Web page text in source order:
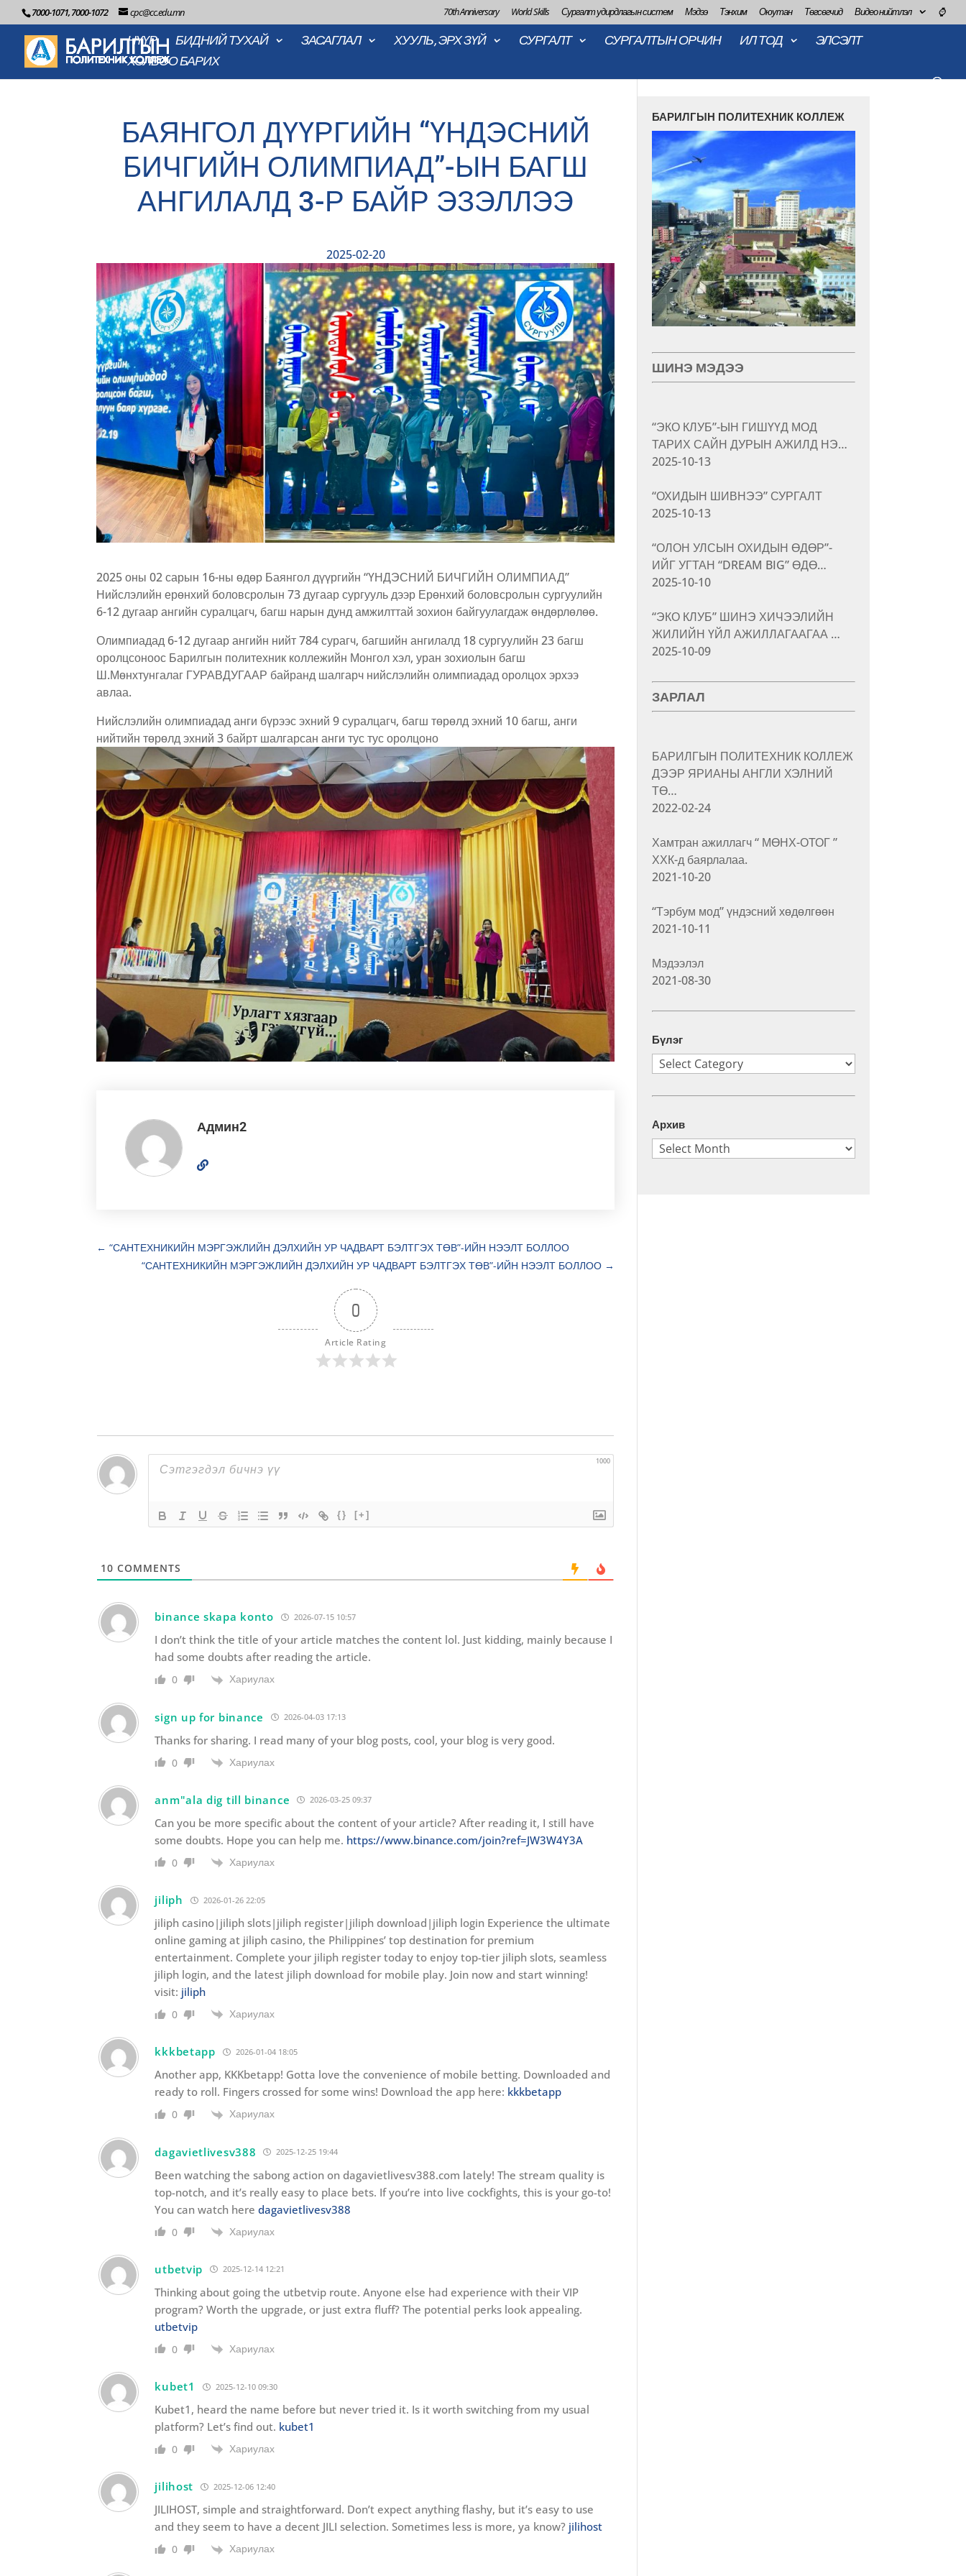
7000-1071, 7000-1072 cpc@cc.edu.mn 70th Anniversary World Skills Сургалт удирдлагын систем Мэдээ Тэнхим Оюутан Төгсөгчид Видео нийтлэл ⌚
НҮҮР БИДНИЙ ТУХАЙ ЗАСАГЛАЛ ХУУЛЬ, ЭРХ ЗҮЙ СУРГАЛТ СУРГАЛТЫН ОРЧИН ИЛ ТОД
ЭЛСЭЛТ
ХОЛБОО БАРИХ
БАЯНГОЛ ДҮҮРГИЙН “ҮНДЭСНИЙ
БИЧГИЙН ОЛИМПИАД”-ЫН БАГШ
АНГИЛАЛД 3-Р БАЙР ЭЗЭЛЛЭЭ
2025-02-20
2025 оны 02 сарын 16-ны өдөр Баянгол дүүргийн “ҮНДЭСНИЙ БИЧГИЙН ОЛИМПИАД”
Нийслэлийн ерөнхий боловсролын 73 дугаар сургууль дээр Ерөнхий боловсролын сургуулийн
6-12 дугаар ангийн суралцагч, багш нарын дунд амжилттай зохион байгуулагдаж өндөрлөлөө.
Олимпиадад 6-12 дугаар ангийн нийт 784 сурагч, багшийн ангилалд 18 сургуулийн 23 багш
оролцсоноос Барилгын политехник коллежийн Монгол хэл, уран зохиолын багш
Ш.Мөнхтунгалаг ГУРАВДУГААР байранд шалгарч нийслэлийн олимпиадад оролцох эрхээ
авлаа.
Нийслэлийн олимпиадад анги бүрээс эхний 9 суралцагч, багш төрөлд эхний 10 багш, анги
нийтийн төрөлд эхний 3 байрт шалгарсан анги тус тус оролцоно
Админ2
← “САНТЕХНИКИЙН МЭРГЭЖЛИЙН ДЭЛХИЙН УР ЧАДВАРТ БЭЛТГЭХ ТӨВ”-ИЙН НЭЭЛТ БОЛЛОО
“САНТЕХНИКИЙН МЭРГЭЖЛИЙН ДЭЛХИЙН УР ЧАДВАРТ БЭЛТГЭХ ТӨВ”-ИЙН НЭЭЛТ БОЛЛОО →
0
Article Rating
1000
{} [+]
10 COMMENTS
binance skapa konto 2026-07-15 10:57
I don’t think the title of your article matches the content lol. Just kidding, mainly because I
had some doubts after reading the article.
0 Хариулах
sign up for binance 2026-04-03 17:13
Thanks for sharing. I read many of your blog posts, cool, your blog is very good.
0 Хариулах
anm"ala dig till binance 2026-03-25 09:37
Can you be more specific about the content of your article? After reading it, I still have
some doubts. Hope you can help me. https://www.binance.com/join?ref=JW3W4Y3A
0 Хариулах
jiliph 2026-01-26 22:05
jiliph casino|jiliph slots|jiliph register|jiliph download|jiliph login Experience the ultimate
online gaming at jiliph casino, the Philippines’ top destination for premium
entertainment. Complete your jiliph register today to enjoy top-tier jiliph slots, seamless
jiliph login, and the latest jiliph download for mobile play. Join now and start winning!
visit: jiliph
0 Хариулах
kkkbetapp 2026-01-04 18:05
Another app, KKKbetapp! Gotta love the convenience of mobile betting. Downloaded and
ready to roll. Fingers crossed for some wins! Download the app here: kkkbetapp
0 Хариулах
dagavietlivesv388 2025-12-25 19:44
Been watching the sabong action on dagavietlivesv388.com lately! The stream quality is
top-notch, and it’s really easy to place bets. If you’re into live cockfights, this is your go-to!
You can watch heredagavietlivesv388
0 Хариулах
utbetvip 2025-12-14 12:21
Thinking about going the utbetvip route. Anyone else had experience with their VIP
program? Worth the upgrade, or just extra fluff? The potential perks look appealing.
utbetvip
0 Хариулах
kubet1 2025-12-10 09:30
Kubet1, heard the name before but never tried it. Is it worth switching from my usual
platform? Let’s find out. kubet1
0 Хариулах
jilihost 2025-12-06 12:40
JILIHOST, simple and straightforward. Don’t expect anything flashy, but it’s easy to use
and they seem to have a decent JILI selection. Sometimes less is more, ya know? jilihost
0 Хариулах
БАРИЛГЫН ПОЛИТЕХНИК КОЛЛЕЖ
ШИНЭ МЭДЭЭ
“ЭКО КЛУБ”-ЫН ГИШҮҮД МОД
ТАРИХ САЙН ДУРЫН АЖИЛД НЭ…
2025-10-13
“ОХИДЫН ШИВНЭЭ” СУРГАЛТ
2025-10-13
“ОЛОН УЛСЫН ОХИДЫН ӨДӨР”-
ИЙГ УГТАН “DREAM BIG” ӨДӨ…
2025-10-10
“ЭКО КЛУБ” ШИНЭ ХИЧЭЭЛИЙН
ЖИЛИЙН ҮЙЛ АЖИЛЛАГААГАА …
2025-10-09
ЗАРЛАЛ
БАРИЛГЫН ПОЛИТЕХНИК КОЛЛЕЖ
ДЭЭР ЯРИАНЫ АНГЛИ ХЭЛНИЙ
ТӨ…
2022-02-24
Хамтран ажиллагч “ МӨНХ-ОТОГ ”
ХХК-д баярлалаа.
2021-10-20
“Тэрбум мод” үндэсний хөдөлгөөн
2021-10-11
Мэдээлэл
2021-08-30
Бүлэг
Бүлэг
Архив
Архив